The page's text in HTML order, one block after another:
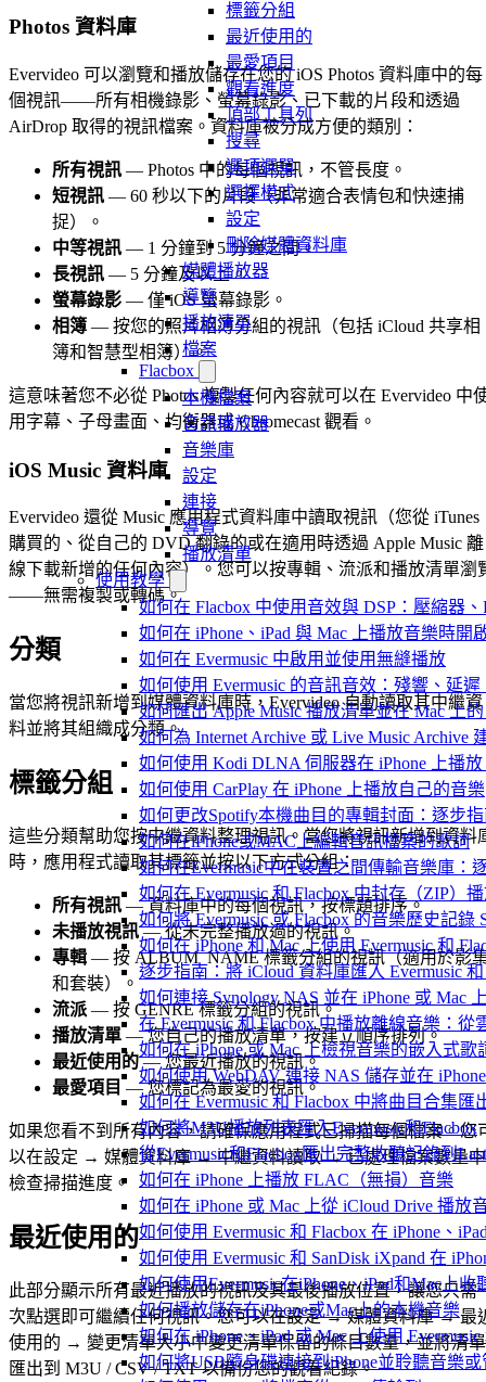
標籤分組
最近使用的
最愛項目
觀看進度
頂部工具列
搜尋
選項選單
選擇模式
設定
刪除媒體資料庫
媒體播放器
導覽
播放清單
檔案
Flacbox
本機檔案
音訊播放器
音樂庫
設定
連接
導覽
播放清單
使用教學
如何在 Flacbox 中使用音效與 DSP：壓縮器
如何在 iPhone、iPad 與 Mac 上播放音樂時開
如何在 Evermusic 中啟用並使用無縫播放
如何使用 Evermusic 的音訊音效：殘響、延
如何匯出 Apple Music 播放清單並在 Mac 上
如何為 Internet Archive 或 Live Music Archive
如何使用 Kodi DLNA 伺服器在 iPhone 上播
如何使用 CarPlay 在 iPhone 上播放自己的音樂
如何更改Spotify本機曲目的專輯封面：逐步
如何在iPhone或MAC上編輯音訊檔案的歌詞
如何在Evermusic中在裝置之間傳輸音樂庫：
如何在 Evermusic 和 Flacbox 中封存（ZIP
如何將 Evermusic 或 Flacbox 的音樂歷史記錄
如何在 iPhone 和 Mac 上使用 Evermusic 和
逐步指南：將 iCloud 資料庫匯入 Evermusic 和
如何連接 Synology NAS 並在 iPhone 或 Mac
在 Evermusic 和 Flacbox 中播放離線音樂：
如何在 iPhone 或 Mac 上檢視音樂的嵌入式
如何使用 WebDAV 連接 NAS 儲存並在
如何在 Evermusic 和 Flacbox 中將曲目合集
如何將M3U播放列表匯入Evermusic和Flacbox
從Evermusic和Flacbox匯出完整收聽記錄到
如何在 iPhone 上播放 FLAC（無損）音樂
如何在 iPhone 或 Mac 上從 iCloud Drive 播放
如何使用 Evermusic 和 Flacbox 在 iPhone、
如何使用 Evermusic 和 SanDisk iXpand 在
如何使用Evermusic在iPhone、iPad和Mac上收
如何播放儲存在iPhone或Mac上的本機音樂
如何在 iPhone、iPad 或 Mac 上使用
如何將USB隨身碟連接到iPhone並聆聽音樂
Photos 資料庫
Evervideo 可以瀏覽和播放儲存在您的 iOS Photos 資料庫中的每
個視訊——所有相機錄影、螢幕錄影、已下載的片段和透過
AirDrop 取得的視訊檔案。資料庫被分成方便的類別：
所有視訊 — Photos 中的每個視訊，不管長度。
短視訊 — 60 秒以下的片段（非常適合表情包和快速捕
捉）。
中等視訊 — 1 分鐘到 5 分鐘之間。
長視訊 — 5 分鐘及以上。
螢幕錄影 — 僅 iOS 螢幕錄影。
相簿 — 按您的照片相簿分組的視訊（包括 iCloud 共享相
簿和智慧型相簿）。
這意味著您不必從 Photos 複製任何內容就可以在 Evervideo 中
用字幕、子母畫面、均衡器或 Chromecast 觀看。
iOS Music 資料庫
Evervideo 還從 Music 應用程式資料庫中讀取視訊（您從 iTunes
購買的、從自己的 DVD 翻錄的或在適用時透過 Apple Music 離
線下載新增的任何內容）。您可以按專輯、流派和播放清單瀏
——無需複製或轉碼。
分類
當您將視訊新增到媒體資料庫時，Evervideo 自動讀取其中繼資
料並將其組織成分類。
標籤分組
這些分類幫助您按中繼資料整理視訊。當您將視訊新增到資料
時，應用程式讀取其標籤並按以下方式分組：
所有視訊 — 資料庫中的每個視訊，按標題排序。
未播放視訊— 從未完整播放過的視訊。
專輯 — 按 ALBUM_NAME 標籤分組的視訊（適用於影
和套裝）。
流派 — 按 GENRE 標籤分組的視訊。
播放清單 — 您自己的播放清單，按建立順序排列。
最近使用的— 您最近播放的視訊。
最愛項目 — 您標記為最愛的視訊。
如果您看不到所有內容，請確保應用程式已掃描每個檔案。您
以在設定 → 媒體資料庫 → 中繼資料讀取 → 已處理檔案數量中
檢查掃描進度。
最近使用的
此部分顯示所有最近播放的視訊及其最後播放位置，讓您只需
次點選即可繼續任何視訊。您可以在設定 → 媒體資料庫 → 最
使用的 → 變更清單大小中變更清單保留的條目數量，並將清單
匯出到 M3U / CSV / TXT 以備份您的觀看紀錄。